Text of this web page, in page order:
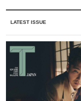
LATEST ISSUE